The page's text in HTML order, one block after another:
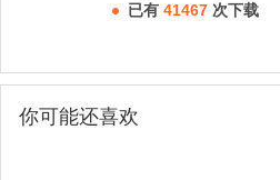
已有 41467 次下载
你可能还喜欢